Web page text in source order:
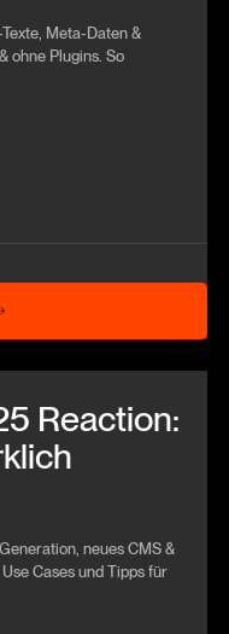
Meta-Daten &
ohne Plugins. So
Reaction:
neues CMS &
Cases und Tipps für